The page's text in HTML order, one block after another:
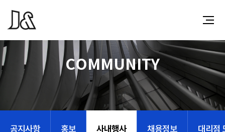
COMMUNITY
공지사항 홍보 사내행사 채용정보 대리점